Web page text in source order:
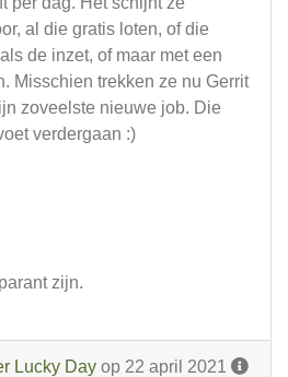
al die gratis loten, of die
de inzet, of maar met een
Misschien trekken ze nu Gerrit
zoveelste nieuwe job. Die
verdergaan :)
zijn.
Lucky Day op 22 april 2021